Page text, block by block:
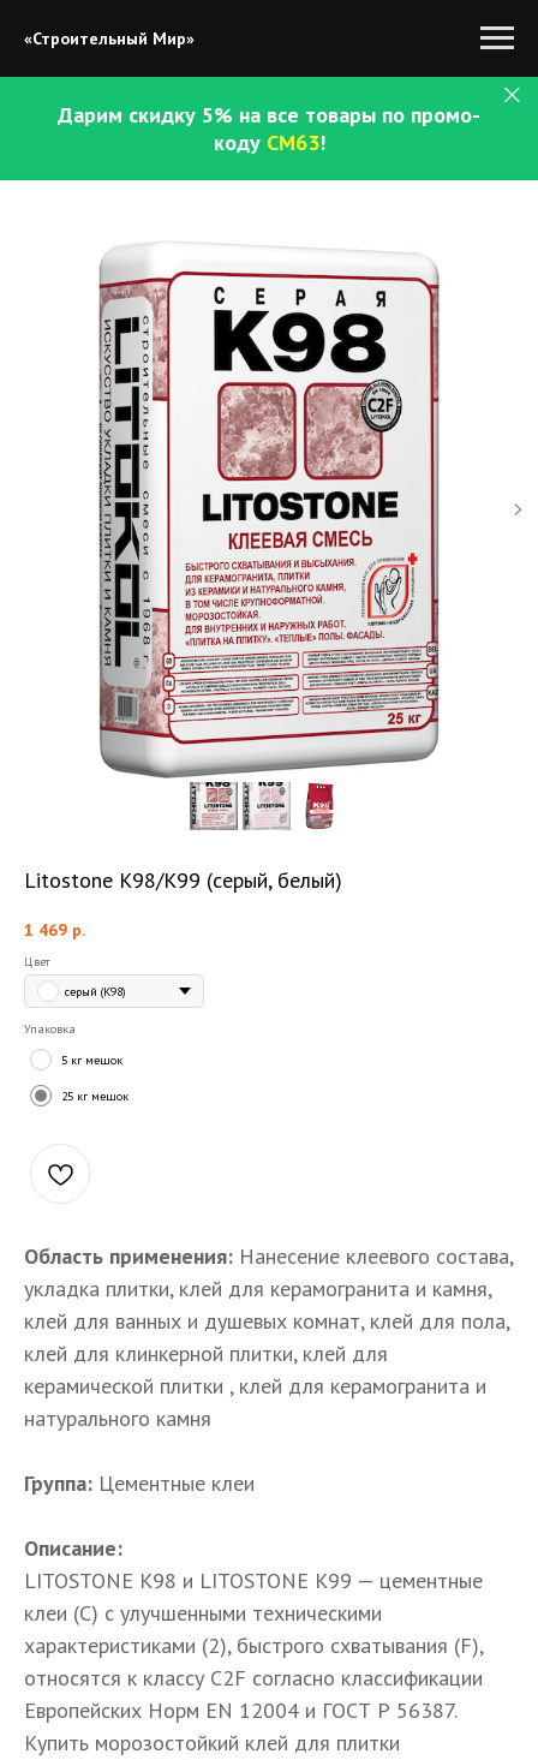
«Строительный Мир»
Дарим скидку 5% на все товары по промо-
коду СМ63!
Litostone K98/K99 (серый, белый)
1 469 р.
Цвет
серый (К98)
Упаковка
5 кг мешок
25 кг мешок
Область применения: Нанесение клеевого состава,
укладка плитки, клей для керамогранита и камня,
клей для ванных и душевых комнат, клей для пола,
клей для клинкерной плитки, клей для
керамической плитки , клей для керамогранита и
натурального камня
Группа: Цементные клеи
Описание:
LITOSTONE K98 и LITOSTONE K99 — цементные
клеи (С) с улучшенными техническими
характеристиками (2), быстрого схватывания (F),
относятся к классу C2F согласно классификации
Европейских Норм EN 12004 и ГОСТ Р 56387.
Купить морозостойкий клей для плитки